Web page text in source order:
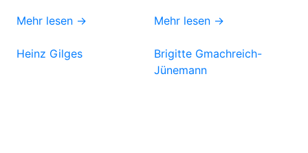
Mehr lesen → Mehr lesen →
Heinz Gilges
Brigitte Gmachreich-
Jünemann